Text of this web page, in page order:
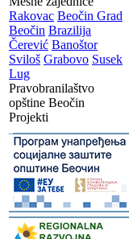
Rakovac Beočin Grad
Beočin Brazilija
Čerević Banoštor
Sviloš Grabovo Susek
Lug
Pravobranilaštvo
opštine Beočin
Projekti
-
-